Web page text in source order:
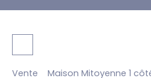
Vente Maison Mitoyenne 1